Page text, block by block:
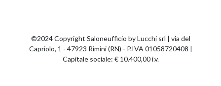
©2024 Copyright Saloneufficio by Lucchi srl | via del
Capriolo, 1 - 47923 Rimini (RN) - P.IVA 01058720408 |
Capitale sociale: € 10.400,00 i.v.